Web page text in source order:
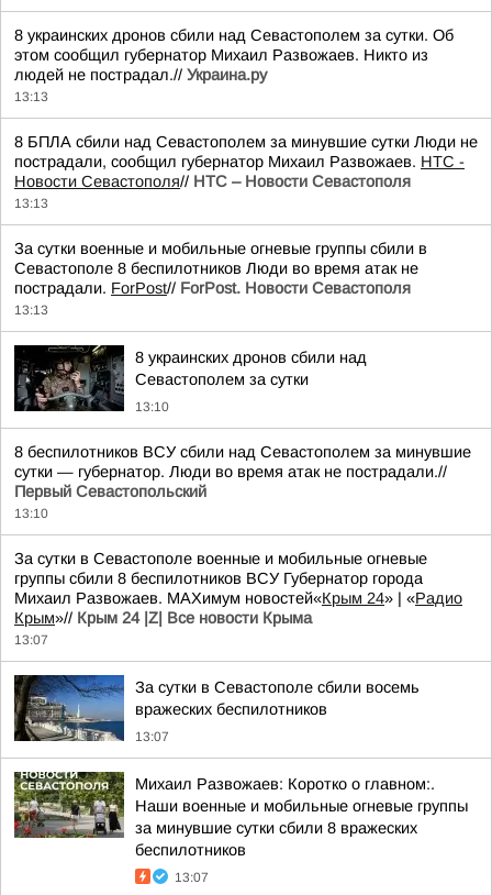
8 украинских дронов сбили над Севастополем за сутки. Об
этом сообщил губернатор Михаил Развожаев. Никто из
людей не пострадал.// Украина.ру
13:13
8 БПЛА сбили над Севастополем за минувшие сутки Люди не
пострадали, сообщил губернатор Михаил Развожаев. НТС -
Новости Севастополя// НТС – Новости Севастополя
13:13
За сутки военные и мобильные огневые группы сбили в
Севастополе 8 беспилотников Люди во время атак не
пострадали. ForPost// ForPost. Новости Севастополя
13:13
8 украинских дронов сбили над
Севастополем за сутки
13:10
8 беспилотников ВСУ сбили над Севастополем за минувшие
сутки — губернатор. Люди во время атак не пострадали.//
Первый Севастопольский
13:10
За сутки в Севастополе военные и мобильные огневые
группы сбили 8 беспилотников ВСУ Губернатор города
Михаил Развожаев. MAXимум новостей«Крым 24» | «Радио
Крым»// Крым 24 |Z| Все новости Крыма
13:07
За сутки в Севастополе сбили восемь
вражеских беспилотников
13:07
Михаил Развожаев: Коротко о главном:.
Наши военные и мобильные огневые группы
за минувшие сутки сбили 8 вражеских
беспилотников
13:07